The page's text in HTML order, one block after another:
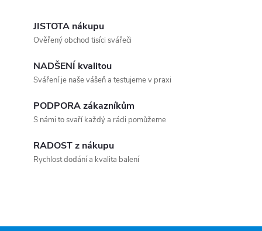
JISTOTA nákupu
Ověřený obchod tisíci svářeči
NADŠENÍ kvalitou
Sváření je naše vášeň a testujeme v praxi
PODPORA zákazníkům
S námi to svaří každý a rádi pomůžeme
RADOST z nákupu
Rychlost dodání a kvalita balení